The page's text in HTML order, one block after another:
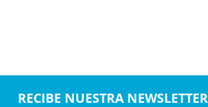
RECIBE NUESTRA NEWSLETTER